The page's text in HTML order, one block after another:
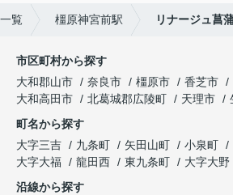
覧 橿原神宮前駅 リナージュ菖
市区町村から探す
大和郡山市
奈良市 橿原市 香芝市
大和高田市
北葛城郡広陵町 天理市
町名から探す
大字三吉
九条町 矢田山町 小泉町
大字大福
龍田西 東九条町
大字大野
沿線から探す